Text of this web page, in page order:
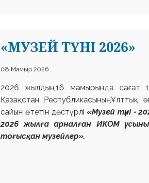
«МУЗЕЙ ТҮНІ 2026»
08 Мамыр 2026
2026 жылдың 16 мамырында сағат
Қазақстан Республикасының Ұлттық
сайын өтетін дәстүрлі «Музей түні -
2026 жылға арналған ИКОМ
тоғысқан музейлер».